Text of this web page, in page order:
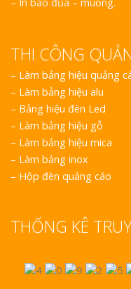
THI CÔNG
– Làm bảng hiệu quảng
– Làm bảng hiệu alu
– Bảng hiệu đèn Led
– Làm bảng hiệu gỗ
– Làm bảng hiệu mica
– Làm bảng inox
– Hộp đèn quảng cáo
THỐNG KÊ